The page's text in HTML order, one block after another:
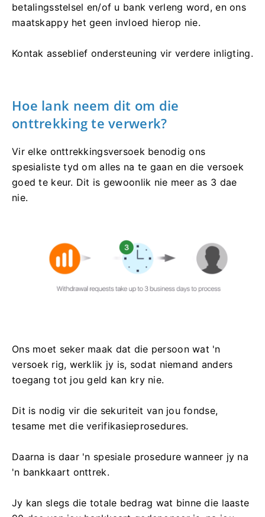
betalingsstelsel en/of u bank verleng word, en ons
maatskappy het geen invloed hierop nie.
Kontak asseblief ondersteuning vir verdere inligting.
Hoe lank neem dit om die
onttrekking te verwerk?
Vir elke onttrekkingsversoek benodig ons
spesialiste tyd om alles na te gaan en die versoek
goed te keur. Dit is gewoonlik nie meer as 3 dae
nie.
Ons moet seker maak dat die persoon wat 'n
versoek rig, werklik jy is, sodat niemand anders
toegang tot jou geld kan kry nie.
Dit is nodig vir die sekuriteit van jou fondse,
tesame met die verifikasieprosedures.
Daarna is daar 'n spesiale prosedure wanneer jy na
'n bankkaart onttrek.
Jy kan slegs die totale bedrag wat binne die laaste